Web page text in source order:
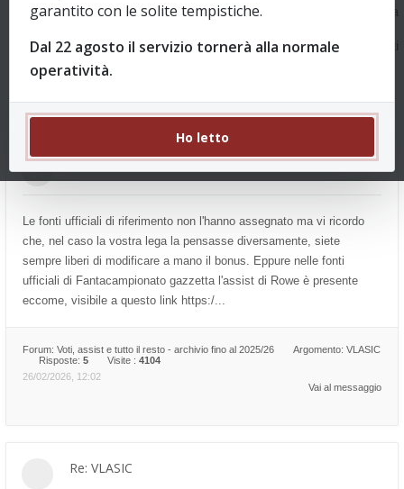
1 2 3 4 5 … 13 La
ricerca ha trovato 121 risultati
Re: VLASIC
Le fonti ufficiali di riferimento non l'hanno assegnato ma vi ricordo
che, nel caso la vostra lega la pensasse diversamente, siete
sempre liberi di modificare a mano il bonus. Eppure nelle fonti
ufficiali di Fantacampionato gazzetta l'assist di Rowe è presente
eccome, visibile a questo link https:/...
Forum: Voti, assist e tutto il resto - archivio fino al 2025/26 Argomento: VLASIC
Risposte: 5 Visite : 4104
26/02/2026, 12:02
Vai al messaggio
Re: VLASIC
garantito con le solite tempistiche.
Dal 22 agosto il servizio tornerà alla normale
operatività.
Ho letto